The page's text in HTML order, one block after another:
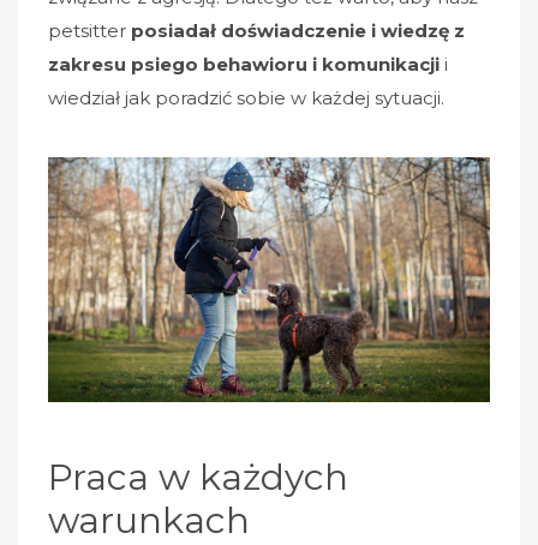
petsitter posiadał doświadczenie i wiedzę z
zakresu psiego behawioru i komunikacji i
wiedział jak poradzić sobie w każdej sytuacji.
Praca w każdych
warunkach